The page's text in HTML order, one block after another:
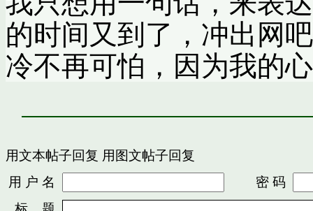
的时间又到了，冲出网
冷不再可怕，因为我的
用文本帖子回复 用图文帖子回复
用 户 名
密 码